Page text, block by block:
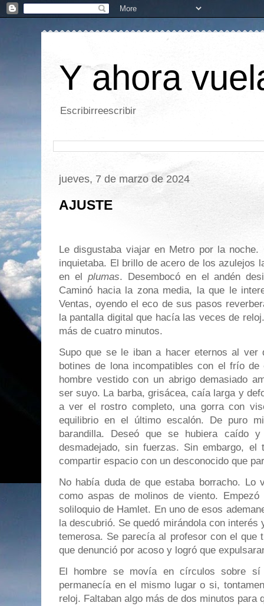
Y ahora
Escribirreescribir
jueves, 7 de marzo de 2024
AJUSTE
Le disgustaba viajar en Metro por la
inquietaba. El brillo de acero de los azulejos
en el plumas. Desembocó en el andén
Caminó hacia la zona media, la que le
Ventas, oyendo el eco de sus pasos
la pantalla digital que hacía las veces de
más de cuatro minutos.
Supo que se le iban a hacer eternos al ver
botines de lona incompatibles con el frío
hombre vestido con un abrigo demasiado
ser suyo. La barba, grisácea, caía larga y
a ver el rostro completo, una gorra con
equilibrio en el último escalón. De puro
barandilla. Deseó que se hubiera caído
desmadejado, sin fuerzas. Sin embargo,
compartir espacio con un desconocido que
No había duda de que estaba borracho. Lo
como aspas de molinos de viento.
soliloquio de Hamlet. En uno de esos
la descubrió. Se quedó mirándola con
temerosa. Se parecía al profesor con el que
que denunció por acoso y logró que
El hombre se movía en círculos sobre
permanecía en el mismo lugar o si,
reloj. Faltaban algo más de dos minutos para